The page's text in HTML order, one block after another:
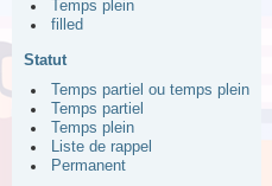
Temps plein
filled
Statut
Temps partiel ou temps plein
Temps partiel
Temps plein
Liste de rappel
Permanent